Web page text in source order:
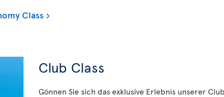
Class
Club Class
Gönnen Sie sich das exklusive Erlebnis unserer